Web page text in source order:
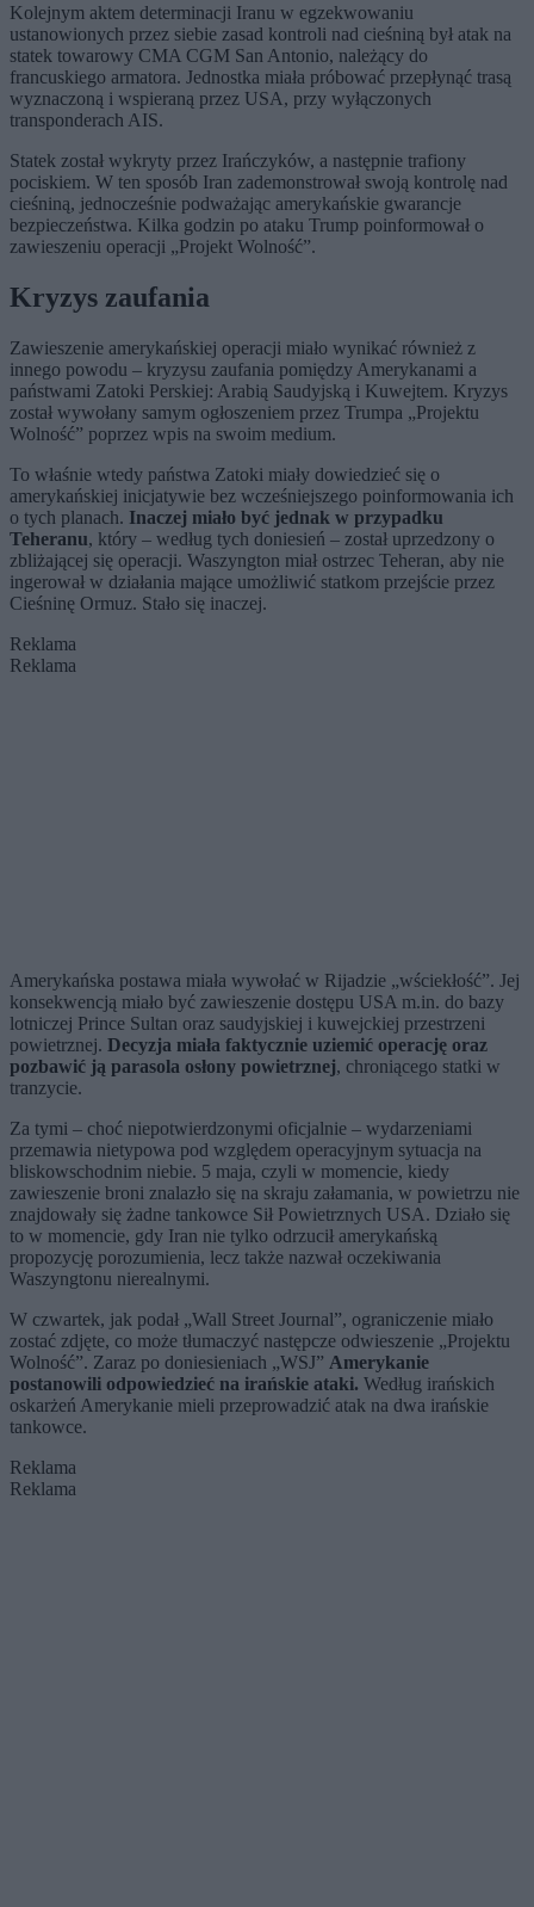
Kolejnym aktem determinacji Iranu w egzekwowaniu
ustanowionych przez siebie zasad kontroli nad cieśniną był atak na
statek towarowy CMA CGM San Antonio, należący do
francuskiego armatora. Jednostka miała próbować przepłynąć trasą
wyznaczoną i wspieraną przez USA, przy wyłączonych
transponderach AIS.
Statek został wykryty przez Irańczyków, a następnie trafiony
pociskiem. W ten sposób Iran zademonstrował swoją kontrolę nad
cieśniną, jednocześnie podważając amerykańskie gwarancje
bezpieczeństwa. Kilka godzin po ataku Trump poinformował o
zawieszeniu operacji „Projekt Wolność”.
Kryzys zaufania
Zawieszenie amerykańskiej operacji miało wynikać również z
innego powodu – kryzysu zaufania pomiędzy Amerykanami a
państwami Zatoki Perskiej: Arabią Saudyjską i Kuwejtem. Kryzys
został wywołany samym ogłoszeniem przez Trumpa „Projektu
Wolność” poprzez wpis na swoim medium.
To właśnie wtedy państwa Zatoki miały dowiedzieć się o
amerykańskiej inicjatywie bez wcześniejszego poinformowania ich
o tych planach. Inaczej miało być jednak w przypadku
Teheranu, który – według tych doniesień – został uprzedzony o
zbliżającej się operacji. Waszyngton miał ostrzec Teheran, aby nie
ingerował w działania mające umożliwić statkom przejście przez
Cieśninę Ormuz. Stało się inaczej.
Reklama
Reklama
Amerykańska postawa miała wywołać w Rijadzie „wściekłość”. Jej
konsekwencją miało być zawieszenie dostępu USA m.in. do bazy
lotniczej Prince Sultan oraz saudyjskiej i kuwejckiej przestrzeni
powietrznej. Decyzja miała faktycznie uziemić operację oraz
pozbawić ją parasola osłony powietrznej, chroniącego statki w
tranzycie.
Za tymi – choć niepotwierdzonymi oficjalnie – wydarzeniami
przemawia nietypowa pod względem operacyjnym sytuacja na
bliskowschodnim niebie. 5 maja, czyli w momencie, kiedy
zawieszenie broni znalazło się na skraju załamania, w powietrzu nie
znajdowały się żadne tankowce Sił Powietrznych USA. Działo się
to w momencie, gdy Iran nie tylko odrzucił amerykańską
propozycję porozumienia, lecz także nazwał oczekiwania
Waszyngtonu nierealnymi.
W czwartek, jak podał „Wall Street Journal”, ograniczenie miało
zostać zdjęte, co może tłumaczyć następcze odwieszenie „Projektu
Wolność”. Zaraz po doniesieniach „WSJ” Amerykanie
postanowili odpowiedzieć na irańskie ataki. Według irańskich
oskarżeń Amerykanie mieli przeprowadzić atak na dwa irańskie
tankowce.
Reklama
Reklama